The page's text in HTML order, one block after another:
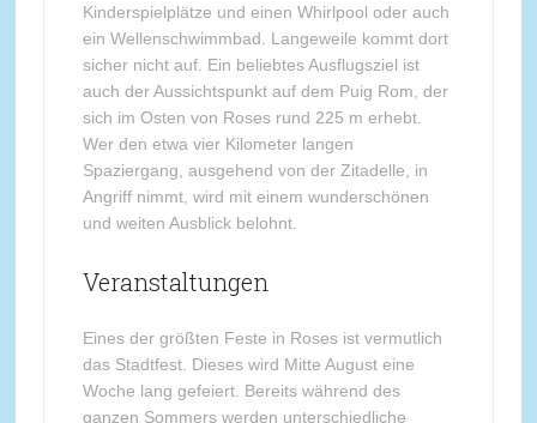
Kinderspielplätze und einen Whirlpool oder auch
ein Wellenschwimmbad. Langeweile kommt dort
sicher nicht auf. Ein beliebtes Ausflugsziel ist
auch der Aussichtspunkt auf dem Puig Rom, der
sich im Osten von Roses rund 225 m erhebt.
Wer den etwa vier Kilometer langen
Spaziergang, ausgehend von der Zitadelle, in
Angriff nimmt, wird mit einem wunderschönen
und weiten Ausblick belohnt.
Veranstaltungen
Eines der größten Feste in Roses ist vermutlich
das Stadtfest. Dieses wird Mitte August eine
Woche lang gefeiert. Bereits während des
ganzen Sommers werden unterschiedliche